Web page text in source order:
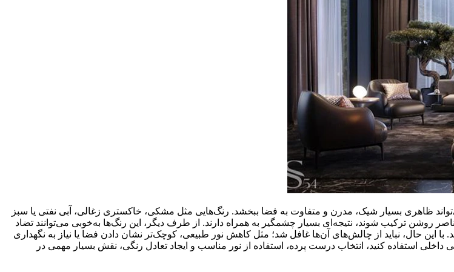
ظاهری بسیار شیک، مدرن و متفاوت به فضا ببخشد. رنگ‌هایی مثل مشکی، خاکستری زغالی، آبی نفتی یا سبز
ترکیب شوند، نتیجه‌ای بسیار چشمگیر به همراه دارند. از طرف دیگر، این رنگ‌ها به‌خوبی می‌توانند تضاد
با این حال، نباید از چالش‌های آن‌ها غافل شد؛ مثل کاهش نور طبیعی، کوچک‌تر نشان دادن فضا یا نیاز به نگهداری
داخلی استفاده کنید، انتخاب درست پرده، استفاده از نور مناسب و ایجاد تعادل رنگی، نقش بسیار مهمی در